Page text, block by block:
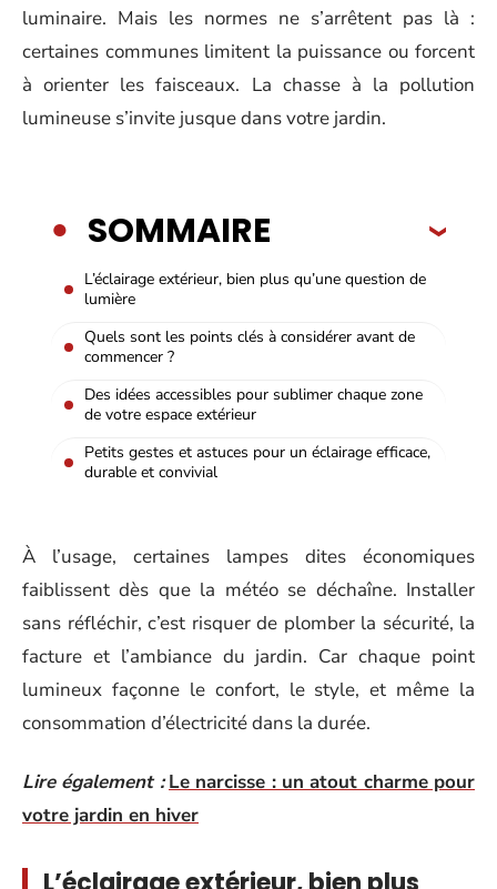
luminaire. Mais les normes ne s’arrêtent pas là :
certaines communes limitent la puissance ou forcent
à orienter les faisceaux. La chasse à la pollution
lumineuse s’invite jusque dans votre jardin.
SOMMAIRE
L’éclairage extérieur, bien plus qu’une question de
lumière
Quels sont les points clés à considérer avant de
commencer ?
Des idées accessibles pour sublimer chaque zone
de votre espace extérieur
Petits gestes et astuces pour un éclairage efficace,
durable et convivial
À l’usage, certaines lampes dites économiques
faiblissent dès que la météo se déchaîne. Installer
sans réfléchir, c’est risquer de plomber la sécurité, la
facture et l’ambiance du jardin. Car chaque point
lumineux façonne le confort, le style, et même la
consommation d’électricité dans la durée.
Lire également : Le narcisse : un atout charme pour
votre jardin en hiver